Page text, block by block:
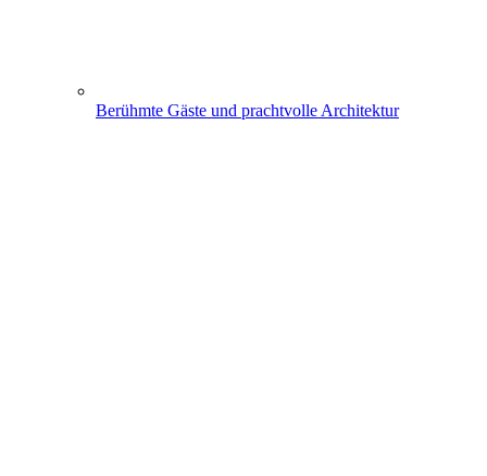
Berühmte Gäste und prachtvolle Architektur